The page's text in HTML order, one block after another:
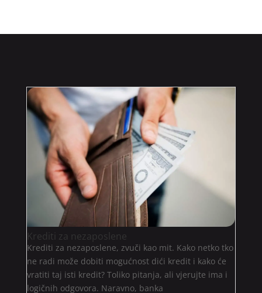
Krediti za nezaposlene
Krediti za nezaposlene, zvuči kao mit. Kako netko tko
ne radi može dobiti mogućnost dići kredit i kako će
vratiti taj isti kredit? Toliko pitanja, ali vjerujte ima i
logičnih odgovora. Naravno, banka